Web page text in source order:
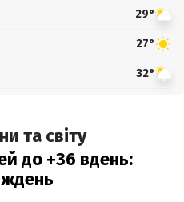
29°
27°
32°
та світу
до +36 вдень: